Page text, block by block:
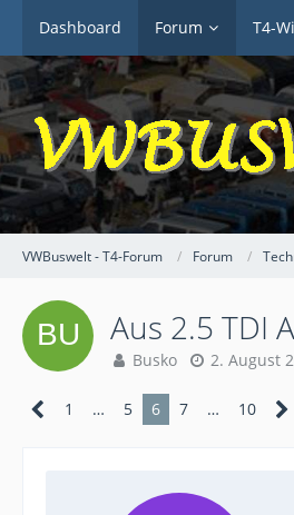
Dashboard Forum T4-
VWBuswelt - T4-Forum Forum
Aus 2.5 TDI
Busko 2. August
1 … 5 6 7 … 10